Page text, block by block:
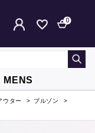
0
MENS
ウター
ブルゾン